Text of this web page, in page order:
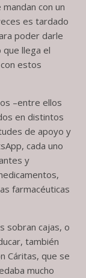
con un
es tardado
poder darle
llega el
estos
–entre ellos
en distintos
de apoyo y
cada uno
y
farmacéuticas
sobran cajas, o
también
Cáritas, que se
mucho